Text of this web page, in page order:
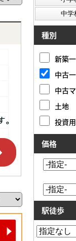
種別
新築
中古
中古
土地
投資用
価格
駅徒歩